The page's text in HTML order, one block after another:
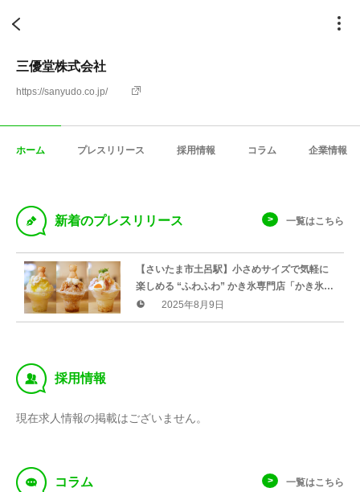
三優堂株式会社
https://sanyudo.co.jp/
ホーム プレスリリース 採用情報 コラム 企業情報
D 新着のプレスリリース 一覧はこちら
【さいたま市土呂駅】小さめサイズで気軽に
楽しめる “ふわふわ” かき氷専門店「かき氷食
べよ」8月17日オープン
2025年8月9日
‰ 採用情報
現在求人情報の掲載はございません。
f コラム 一覧はこちら